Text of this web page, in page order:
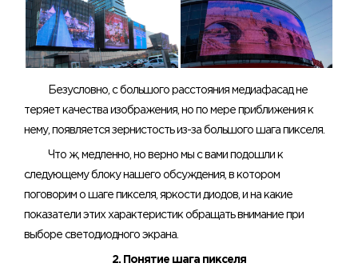
Безусловно, с большого расстояния медиафасад не
теряет качества изображения, но по мере приближения к
нему, появляется зернистость из-за большого шага пикселя.
Что ж, медленно, но верно мы с вами подошли к
следующему блоку нашего обсуждения, в котором
поговорим о шаге пикселя, яркости диодов, и на какие
показатели этих характеристик обращать внимание при
выборе светодиодного экрана.
2. Понятие шага пикселя